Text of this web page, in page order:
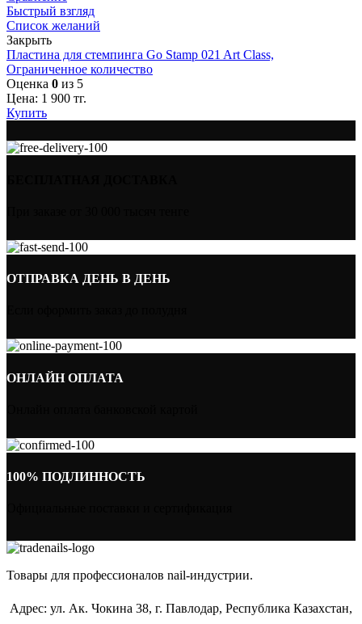
Быстрый взгляд
Список желаний
Закрыть
Пластина для стемпинга Go Stamp 021 Art Class,
Ограниченное количество
Оценка 0 из 5
Цена: 1 900 тг.
Купить
ОТПРАВКА ДЕНЬ В ДЕНЬ
ОНЛАЙН ОПЛАТА
100% ПОДЛИННОСТЬ
Товары для профессионалов nail-индустрии.
Адрес: ул. Ак. Чокина 38, г. Павлодар, Республика Казахстан,